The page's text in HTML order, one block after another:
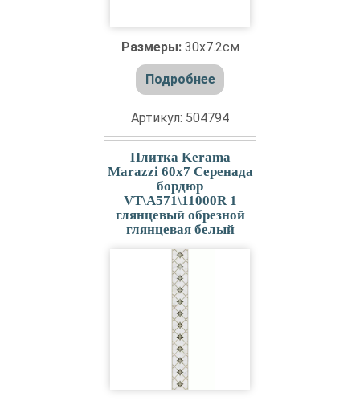
Размеры: 30x7.2см
Подробнее
Артикул: 504794
Плитка Kerama
Marazzi 60x7 Серенада
бордюр
VT\A571\11000R 1
глянцевый обрезной
глянцевая белый